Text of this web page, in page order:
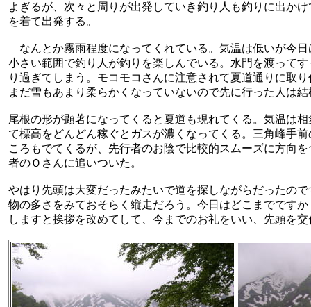
よぎるが、次々と周りが出発していき釣り人も釣りに出か
を着て出発する。
なんとか霧雨程度になってくれている。気温は低いが今
小さい範囲で釣り人が釣りを楽しんでいる。水門を渡って
り過ぎてしまう。モコモコさんに注意されて夏道通りに取
まだ雪もあまり柔らかくなっていないので先に行った人は
尾根の形が顕著になってくると夏道も現れてくる。気温は
て標高をどんどん稼ぐとガスが濃くなってくる。三角峰手
ころもでてくるが、先行者のお陰で比較的スムーズに方向
者のＯさんに追いついた。
やはり先頭は大変だったみたいで道を探しながらだったの
物の多さをみておそらく縦走だろう。今日はどこまでです
しますと挨拶を改めてして、今までのお礼をいい、先頭を